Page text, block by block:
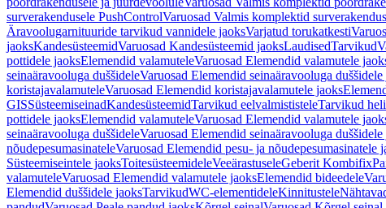
surverakendusele PushControlVaruosad Valmis komplektid
Äravoolugarnituuride tarvikud vannidele jaoksVarjatud torukatkesti
jaoksKandesüsteemidVaruosad Kandesüsteemid jaoksLaudisedTarvikud
pottidele jaoksElemendid valamuteleVaruosad Elemendid valamutele
seinaäravooluga duššideleVaruosad Elemendid seinaäravooluga duššidele
koristajavalamuteleVaruosad Elemendid koristajavalamutele jaoks
GISSüsteemiseinadKandesüsteemidTarvikud eelvalmististeleTarvikud
pottidele jaoksElemendid valamuteleVaruosad Elemendid valamutele
seinaäravooluga duššideleVaruosad Elemendid seinaäravooluga duššidele
nõudepesumasinateleVaruosad Elemendid pesu- ja nõudepesumasinatele
Süsteemiseintele jaoksToitesüsteemideleVeeärastuseleGeberit Kombifix
valamuteleVaruosad Elemendid valamutele jaoksElemendid bideedele
Elemendid duššidele jaoksTarvikudWC-elementideleKinnitustele